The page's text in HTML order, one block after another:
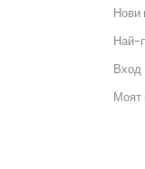
Нови
Най-
Вход
Моят